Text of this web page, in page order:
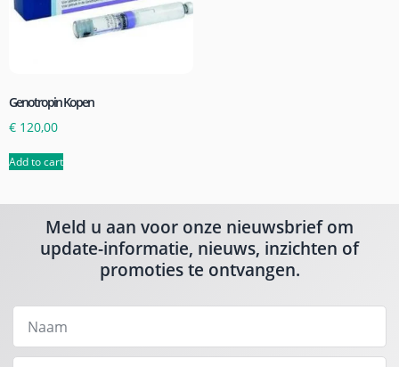
Genotropin Kopen
€ 120,00
Add to cart
Meld u aan voor onze nieuwsbrief om
update-informatie, nieuws, inzichten of
promoties te ontvangen.